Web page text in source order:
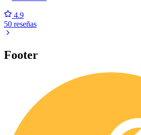
4.9
50 reseñas
Footer